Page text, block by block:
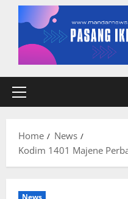
Primary
Home
News
Kodim 1401 Majene